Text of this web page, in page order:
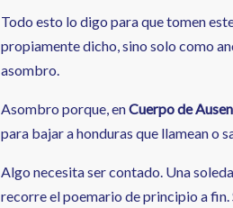
Todo esto lo digo para que tomen
propiamente dicho, sino solo como
asombro.
Asombro porque, enCuerpo de
para bajar a honduras que llamean o
Algo necesita ser contado. Una
recorre el poemario de principio a fin.